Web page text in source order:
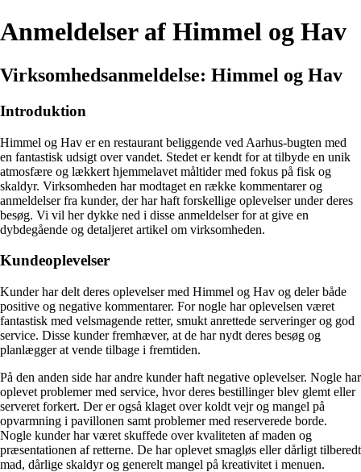
Anmeldelser af Himmel og Hav
Virksomhedsanmeldelse: Himmel og Hav
Introduktion
Himmel og Hav er en restaurant beliggende ved Aarhus-bugten med
en fantastisk udsigt over vandet. Stedet er kendt for at tilbyde en unik
atmosfære og lækkert hjemmelavet måltider med fokus på fisk og
skaldyr. Virksomheden har modtaget en række kommentarer og
anmeldelser fra kunder, der har haft forskellige oplevelser under deres
besøg. Vi vil her dykke ned i disse anmeldelser for at give en
dybdegående og detaljeret artikel om virksomheden.
Kundeoplevelser
Kunder har delt deres oplevelser med Himmel og Hav og deler både
positive og negative kommentarer. For nogle har oplevelsen været
fantastisk med velsmagende retter, smukt anrettede serveringer og god
service. Disse kunder fremhæver, at de har nydt deres besøg og
planlægger at vende tilbage i fremtiden.
På den anden side har andre kunder haft negative oplevelser. Nogle har
oplevet problemer med service, hvor deres bestillinger blev glemt eller
serveret forkert. Der er også klaget over koldt vejr og mangel på
opvarmning i pavillonen samt problemer med reserverede borde.
Nogle kunder har været skuffede over kvaliteten af maden og
præsentationen af ​​retterne. De har oplevet smagløs eller dårligt tilberedt
mad, dårlige skaldyr og generelt mangel på kreativitet i menuen.